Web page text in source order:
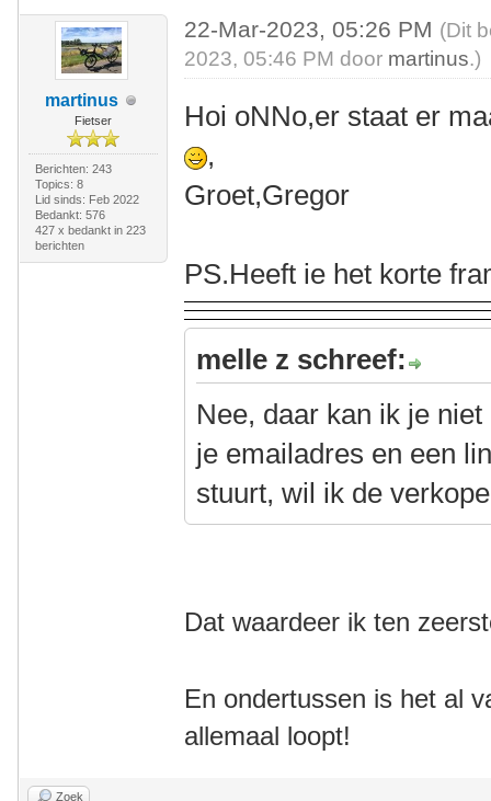
martinus
Fietser
Berichten: 243
Topics: 8
Lid sinds: Feb 2022
Bedankt: 576
427 x bedankt in 223
berichten
22-Mar-2023, 05:26 PM (Dit
2023, 05:46 PM door martinus.)
Hoi oNNo,er staat er
,
Groet,Gregor
PS.Heeft ie het korte
melle z schreef:
Nee, daar kan ik je
je emailadres en een
stuurt, wil ik de
Dat waardeer ik ten
En ondertussen is het al
allemaal loopt!
Zoek